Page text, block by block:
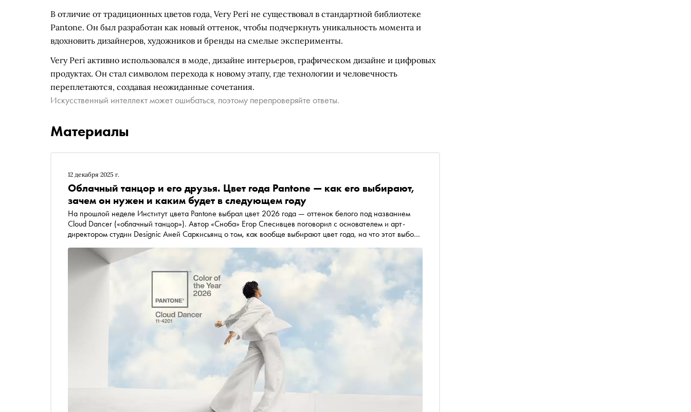
В отличие от традиционных цветов года, Very Peri не существовал в стандартной библиотеке
Pantone. Он был разработан как новый оттенок, чтобы подчеркнуть уникальность момента и
вдохновить дизайнеров, художников и бренды на смелые эксперименты.
Very Peri активно использовался в моде, дизайне интерьеров, графическом дизайне и цифровых
продуктах. Он стал символом перехода к новому этапу, где технологии и человечность
переплетаются, создавая неожиданные сочетания.
Искусственный интеллект может ошибаться, поэтому перепроверяйте ответы.
Материалы
12 декабря 2025 г.
Облачный танцор и его друзья. Цвет года Pantone — как его выбирают,
зачем он нужен и каким будет в следующем году
На прошлой неделе Институт цвета Pantone выбрал цвет 2026 года — оттенок белого под названием
Cloud Dancer («облачный танцор»). Автор «Сноба» Егор Спесивцев поговорил с основателем и арт-
директором студии Designic Аней Саркисьянц о том, как вообще выбирают цвет года, на что этот выбор
следующим (альтернативный «цвет года» для тех, кого белый не устроил, тоже подобрали)